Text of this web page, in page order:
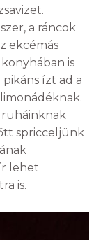
a ráncok
ekcémás
is
ízt ad a
ruháinknak
spricceljünk
lehet
is.